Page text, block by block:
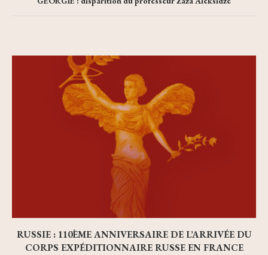
RUSSIE : 110ÈME ANNIVERSAIRE DE L’ARRIVÉE DU
CORPS EXPÉDITIONNAIRE RUSSE EN FRANCE